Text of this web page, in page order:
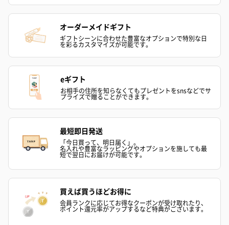
アールグレイ（HAPPY
BIRTHDAY TO YOU）
（660円）
（660円）
円）
スイーツを同梱してお届けいたします。ギフトへの＋αにおすすめ
オーダーメイドギフト
ギフトシーンに合わせた豊富なオプションで特別な日
を彩るカスタマイズが可能です。
eギフト
お相手の住所を知らなくてもプレゼントをsnsなどでサ
プライズで贈ることができます。
最短即日発送
「今日買って、明日届く」。
名入れや豊富なラッピングやオプションを施しても最
短で翌日にお届けが可能です。
買えば買うほどお得に
会員ランクに応じてお得なクーポンが受け取れたり、
ポイント還元率がアップするなど特典がございます。